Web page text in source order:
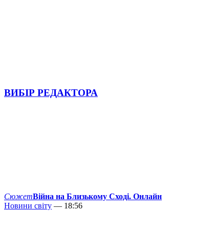
ВИБІР РЕДАКТОРА
СюжетВійна на Близькому Сході. Онлайн
Новини світу — 18:56